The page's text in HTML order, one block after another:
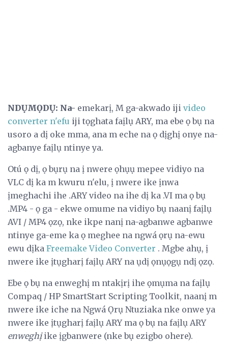
NDỤMỌDỤ: Na- emekarị, M ga-akwado iji video
converter n'efu iji tọghata faịlụ ARY, ma ebe ọ bụ na
usoro a dị oke mma, ana m eche na ọ dịghị onye na-
agbanye faịlụ ntinye ya.
Otú ọ dị, ọ bụrụ na ị nwere ọhụụ mepee vidiyo na
VLC dị ka m kwuru n'elu, ị nwere ike ịnwa
ịmeghachi ihe .ARY video na ihe dị ka .VI ma ọ bụ
.MP4 - ọ ga - ekwe omume na vidiyo bụ naanị faịlụ
AVI / MP4 ọzọ, nke ikpe nanị na-agbanwe agbanwe
ntinye ga-eme ka ọ meghee na ngwá ọrụ na-ewu
ewu dịka Freemake Video Converter . Mgbe ahụ, ị ​​
nwere ike ịtụgharị faịlụ ARY na ụdị ọnụọgụ ndị ọzọ.
Ebe ọ bụ na enweghị m ntakịrị ihe ọmụma na faịlụ
Compaq / HP SmartStart Scripting Toolkit, naanị m
nwere ike iche na Ngwá Ọrụ Ntuziaka nke onwe ya
nwere ike ịtụgharị faịlụ ARY ma ọ bụ na faịlụ ARY
enweghịike ịgbanwere (nke bụ ezigbo ohere).